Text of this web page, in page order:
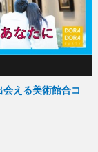
会える美術館合コ